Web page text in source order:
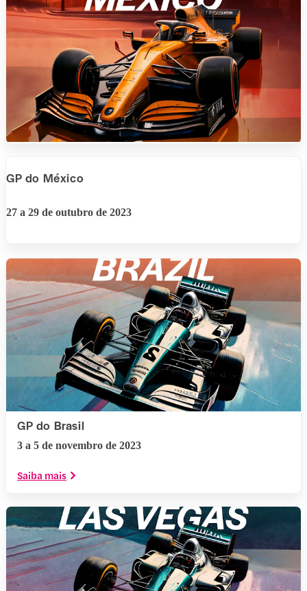
GP do México
27 a 29 de outubro de 2023
GP do Brasil
3 a 5 de novembro de 2023
Saiba mais